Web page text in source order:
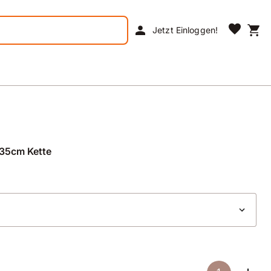
person Jetzt Einloggen! favorite shopping_cart
Kette